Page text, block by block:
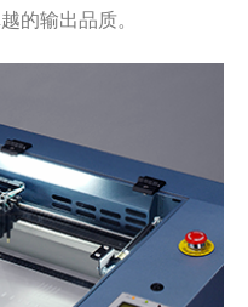
的输出品质。